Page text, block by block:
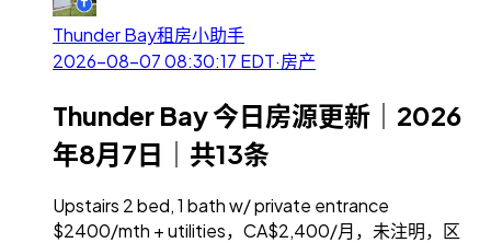
Thunder Bay租房小助手
2026-08-07 08:30:17 EDT·房产
Thunder Bay 今日房源更新｜2026
年8月7日｜共13条
Upstairs 2 bed, 1 bath w/ private entrance
$2400/mth + utilities，CA$2,400/月，未注明，区